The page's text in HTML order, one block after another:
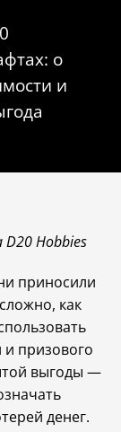
о
и
Hobbies
приносили
как
призового
выгоды —
денег.